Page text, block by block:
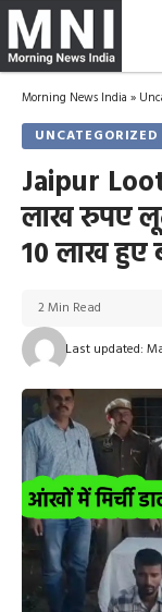
Morning News India »
UNCATEGORIZED
Jaipur
लाख रुपए
10 लाख हुए
Last updated:
2 Min Read